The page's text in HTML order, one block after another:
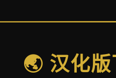
🌏 汉化